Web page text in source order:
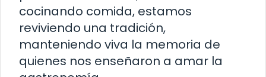
cocinando comida, estamos
reviviendo una tradición,
manteniendo viva la memoria de
quienes nos enseñaron a amar la